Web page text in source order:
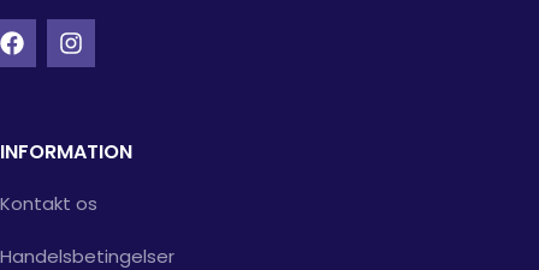
INFORMATION
Kontakt os
Handelsbetingelser